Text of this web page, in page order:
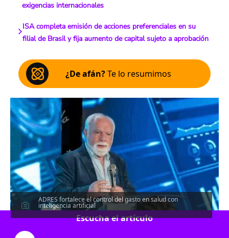
exigencias internacionales
ISA completa emisión de acciones preferenciales en su
filial de Brasil y fija aumento de capital sujeto a aprobación
¿De afán?Te lo resumimos
ADRES fortalece el control del gasto en salud con
inteligencia artificial
Escucha el artículo